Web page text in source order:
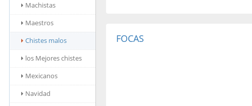
Machistas
Maestros
Chistes malos
los Mejores chistes
Mexicanos
Navidad
FOCAS